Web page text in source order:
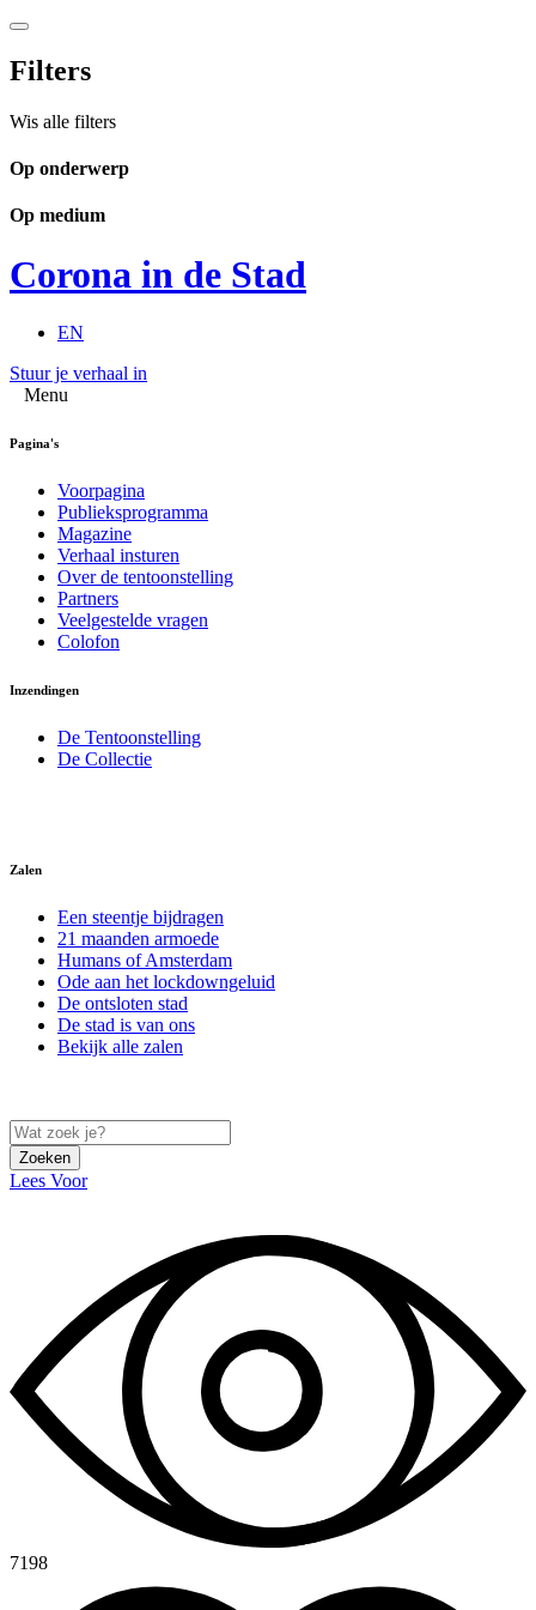
Filters
Wis alle filters
Op onderwerp
Op medium
Corona in de Stad
EN
Stuur je verhaal in
Menu
Pagina's
Voorpagina
Publieksprogramma
Magazine
Verhaal insturen
Over de tentoonstelling
Partners
Veelgestelde vragen
Colofon
Inzendingen
De Tentoonstelling
De Collectie
Zalen
Een steentje bijdragen
21 maanden armoede
Humans of Amsterdam
Ode aan het lockdowngeluid
De ontsloten stad
De stad is van ons
Bekijk alle zalen
Zoeken
Lees Voor
7198